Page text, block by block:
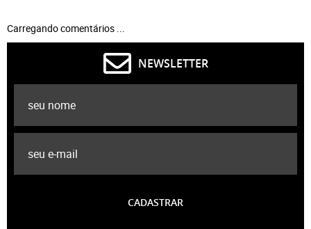
Carregando comentários ...
NEWSLETTER
CADASTRAR